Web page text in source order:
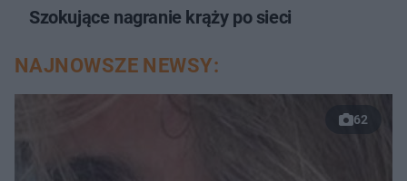
Szokujące nagranie krąży po sieci
NAJNOWSZE NEWSY:
62